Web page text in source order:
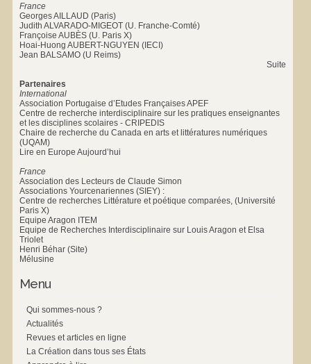
France
Georges AILLAUD (Paris)
Judith ALVARADO-MIGEOT (U. Franche-Comté)
Françoise AUBÈS (U. Paris X)
Hoai-Huong AUBERT-NGUYEN (IECI)
Jean BALSAMO (U Reims)
Suite
Partenaires
International
Association Portugaise d’Etudes Françaises APEF
Centre de recherche interdisciplinaire sur les pratiques enseignantes
et les disciplines scolaires - CRIPEDIS
Chaire de recherche du Canada en arts et littératures numériques
(UQAM)
Lire en Europe Aujourd’hui
France
Association des Lecteurs de Claude Simon
Associations Yourcenariennes (SIEY) :
Centre de recherches Littérature et poétique comparées, (Université
Paris X)
Equipe Aragon ITEM
Equipe de Recherches Interdisciplinaire sur Louis Aragon et Elsa
Triolet
Henri Béhar (Site)
Mélusine
Menu
Qui sommes-nous ?
Actualités
Revues et articles en ligne
La Création dans tous ses États